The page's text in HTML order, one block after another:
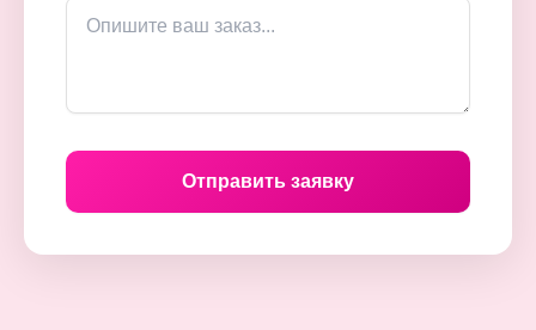
Отправить заявку